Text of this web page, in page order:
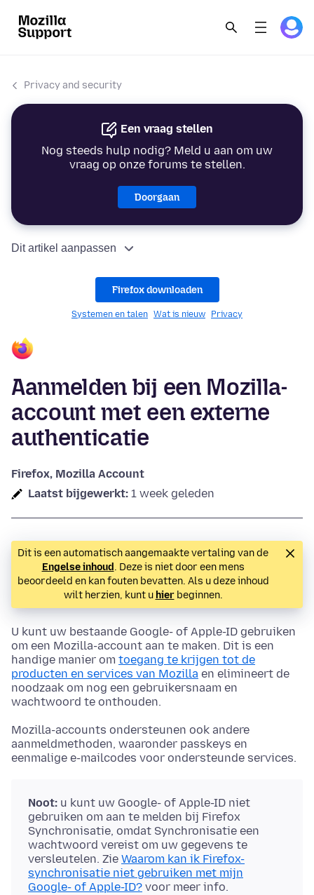
Privacy and security
Een vraag stellen
Nog steeds hulp nodig? Meld u aan om uw
vraag op onze forums te stellen.
Doorgaan
Dit artikel aanpassen
Firefox downloaden
Systemen en talen Wat is nieuw Privacy
Aanmelden bij een Mozilla-
account met een externe
authenticatie
Firefox, Mozilla Account
Laatst bijgewerkt: 1 week geleden
Dit is een automatisch aangemaakte vertaling van de
Engelse inhoud . Deze is niet door een mens
beoordeeld en kan fouten bevatten. Als u deze inhoud
wilt herzien, kunt u hierbeginnen.
U kunt uw bestaande Google- of Apple-ID gebruiken
om een Mozilla-account aan te maken. Dit is een
handige manier om toegang te krijgen tot de
producten en services van Mozilla en elimineert de
noodzaak om nog een gebruikersnaam en
wachtwoord te onthouden.
Mozilla-accounts ondersteunen ook andere
aanmeldmethoden, waaronder passkeys en
eenmalige e-mailcodes voor ondersteunde services.
Noot: u kunt uw Google- of Apple-ID niet
gebruiken om aan te melden bij Firefox
Synchronisatie, omdat Synchronisatie een
wachtwoord vereist om uw gegevens te
versleutelen. Zie Waarom kan ik Firefox-
synchronisatie niet gebruiken met mijn
Google- of Apple-ID? voor meer info.